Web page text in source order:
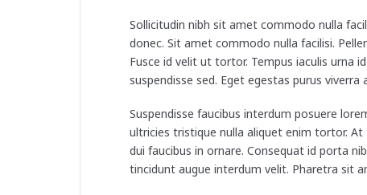
Sollicitudin nibh sit amet commodo nulla
donec. Sit amet commodo nulla facilisi.
Fusce id velit ut tortor. Tempus iaculis urna
suspendisse sed. Eget egestas purus
Suspendisse faucibus interdum posuere
ultricies tristique nulla aliquet enim tortor.
dui faucibus in ornare. Consequat id porta
tincidunt augue interdum velit. Pharetra sit